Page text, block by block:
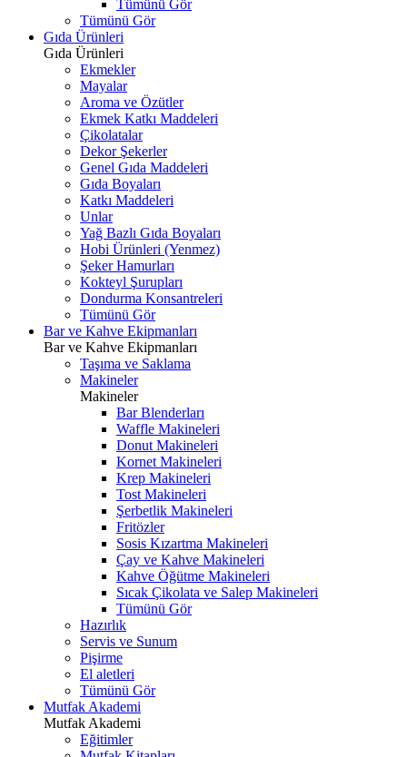
Tümünü Gör
Tümünü Gör
Gıda Ürünleri
Gıda Ürünleri
Ekmekler
Mayalar
Aroma ve Özütler
Ekmek Katkı Maddeleri
Çikolatalar
Dekor Şekerler
Genel Gıda Maddeleri
Gıda Boyaları
Katkı Maddeleri
Unlar
Yağ Bazlı Gıda Boyaları
Hobi Ürünleri (Yenmez)
Şeker Hamurları
Kokteyl Şurupları
Dondurma Konsantreleri
Tümünü Gör
Bar ve Kahve Ekipmanları
Bar ve Kahve Ekipmanları
Taşıma ve Saklama
Makineler
Makineler
Bar Blenderları
Waffle Makineleri
Donut Makineleri
Kornet Makineleri
Krep Makineleri
Tost Makineleri
Şerbetlik Makineleri
Fritözler
Sosis Kızartma Makineleri
Çay ve Kahve Makineleri
Kahve Öğütme Makineleri
Sıcak Çikolata ve Salep Makineleri
Tümünü Gör
Hazırlık
Servis ve Sunum
Pişirme
El aletleri
Tümünü Gör
Mutfak Akademi
Mutfak Akademi
Eğitimler